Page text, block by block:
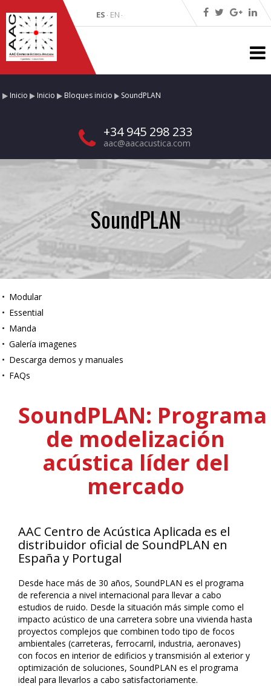
ES · EN ·
Inicio Inicio Bloques inicio SoundPLAN
+34 945 298 233
aac@aacacustica.com
SoundPLAN
Modular
Essential
Manda
Galería imagenes
Descarga demos y manuales
FAQs
SoundPLAN: Programa
de modelización
acústica líder del
mercado
AAC Centro de Acústica Aplicada es el
distribuidor oficial de SoundPLAN en
España y Portugal
Desde hace más de 30 años, SoundPLAN es el programa
de referencia a nivel internacional para llevar a cabo
estudios de ruido. Desde la situación más simple como el
impacto acústico de una carretera sobre una vivienda hasta
proyectos complejos que combinen todo tipo de focos
ambientales (carreteras, ferrocarril, industria, aeronaves)
con focos en interior de edificios y transmisión al exterior y
optimización de soluciones, SoundPLAN es el programa
ideal para llevarlos a cabo satisfactoriamente.